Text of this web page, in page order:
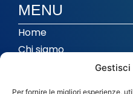
Gestisci
Per fornire le migliori esperienze,
MENU
Home
Chi siamo